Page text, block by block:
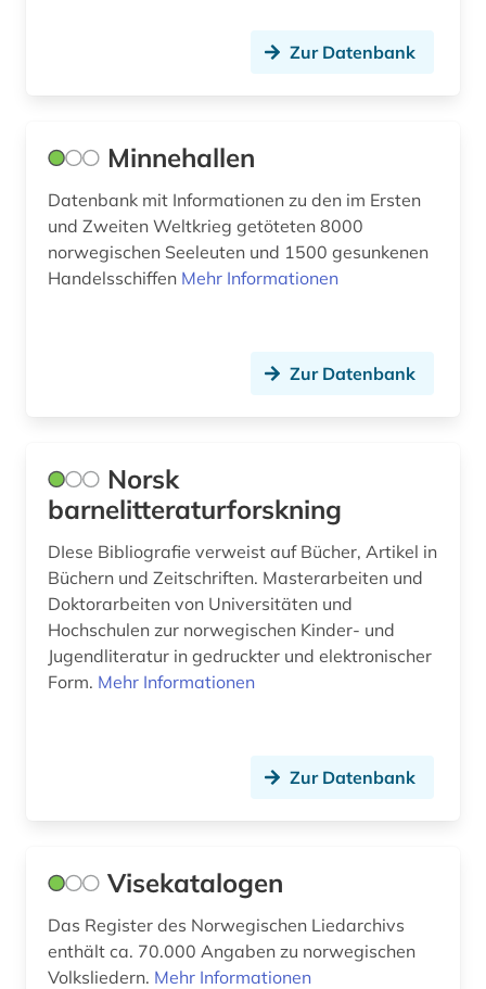
Zur Datenbank
Minnehallen
Datenbank mit Informationen zu den im Ersten
und Zweiten Weltkrieg getöteten 8000
norwegischen Seeleuten und 1500 gesunkenen
Handelsschiffen Mehr Informationen
Zur Datenbank
Norsk
barnelitteraturforskning
DIese Bibliografie verweist auf Bücher, Artikel in
Büchern und Zeitschriften. Masterarbeiten und
Doktorarbeiten von Universitäten und
Hochschulen zur norwegischen Kinder- und
Jugendliteratur in gedruckter und elektronischer
Form. Mehr Informationen
Zur Datenbank
Visekatalogen
Das Register des Norwegischen Liedarchivs
enthält ca. 70.000 Angaben zu norwegischen
Volksliedern. Mehr Informationen